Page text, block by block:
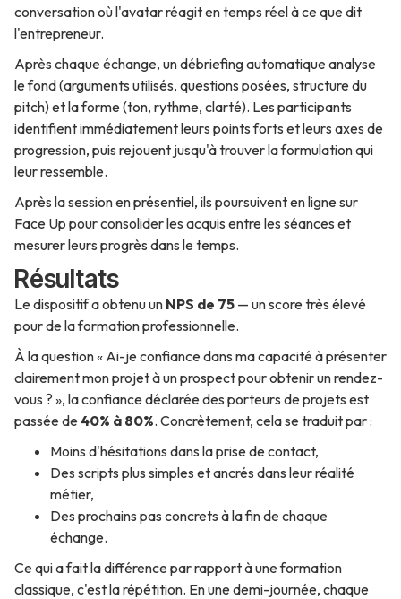
conversation où l'avatar réagit en temps réel à ce que dit
l'entrepreneur.
Après chaque échange, un débriefing automatique analyse
le fond (arguments utilisés, questions posées, structure du
pitch) et la forme (ton, rythme, clarté). Les participants
identifient immédiatement leurs points forts et leurs axes de
progression, puis rejouent jusqu'à trouver la formulation qui
leur ressemble.
Après la session en présentiel, ils poursuivent en ligne sur
Face Up pour consolider les acquis entre les séances et
mesurer leurs progrès dans le temps.
Résultats
Le dispositif a obtenu un NPS de 75 — un score très élevé
pour de la formation professionnelle.
À la question « Ai-je confiance dans ma capacité à présenter
clairement mon projet à un prospect pour obtenir un rendez-
vous ? », la confiance déclarée des porteurs de projets est
passée de40% à 80%. Concrètement, cela se traduit par :
Moins d'hésitations dans la prise de contact,
Des scripts plus simples et ancrés dans leur réalité
métier,
Des prochains pas concrets à la fin de chaque
échange.
Ce qui a fait la différence par rapport à une formation
classique, c'est la répétition. En une demi-journée, chaque